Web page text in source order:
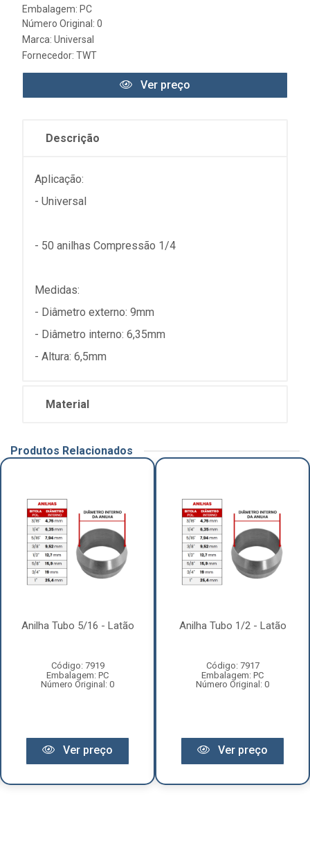
Embalagem: PC
Número Original: 0
Marca: Universal
Fornecedor: TWT
Ver preço
Descrição
Aplicação:
- Universal
- 50 anilhas Compressão 1/4
Medidas:
- Diâmetro externo: 9mm
- Diâmetro interno: 6,35mm
- Altura: 6,5mm
Material
Produtos Relacionados
Anilha Tubo 5/16 - Latão
Código: 7919
Embalagem: PC
Número Original: 0
Ver preço
Anilha Tubo 1/2 - Latão
Código: 7917
Embalagem: PC
Número Original: 0
Ver preço